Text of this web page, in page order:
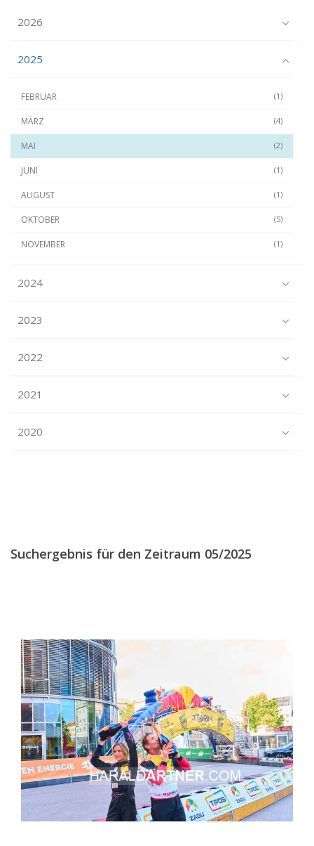
2026
2025
(1)
FEBRUAR
(4)
MÄRZ
(2)
MAI
(1)
JUNI
(1)
AUGUST
(5)
OKTOBER
(1)
NOVEMBER
2024
2023
2022
2021
2020
2014
Suchergebnis für den Zeitraum 05/2025